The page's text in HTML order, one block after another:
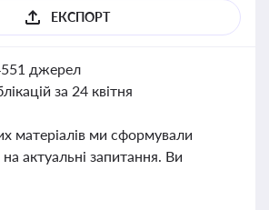
ЕКСПОРТ
джерел
за 24 квітня
матеріалів ми сформували
на актуальні запитання. Ви